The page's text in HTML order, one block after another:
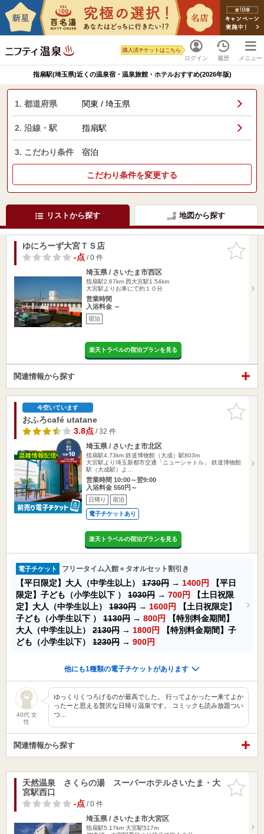
ログイン
購入済チケットはこちら
履歴 メニュー
指扇駅(埼玉県)近くの温泉宿・温泉旅館・ホテルおすすめ(2026年版)
1. 都道府県 関東 / 埼玉県
2. 沿線・駅 指扇駅
3. こだわり条件 宿泊
こだわり条件を変更する
リストから探す 地図から探す
お気に入
りに追加
ゆにろーず大宮ＴＳ店
-点/ 0 件
埼玉県 / さいたま市西区
指扇駅2.67km 西大宮駅1.54km
大宮駅よりお車にて約１０分
営業時間
入浴料金 ～
宿泊
楽天トラベルの宿泊プランを見る
関連情報から探す
お気に入
りに追加
今空いています
おふろcafé utatane
3.8点/ 32 件
埼玉県 / さいたま市北区
指扇駅4.73km 鉄道博物館（大成）駅803m
大宮駅より埼玉新都市交通「ニューシャトル」 鉄道博物館
駅（大成駅）よ…
営業時間 10:00～翌9:00
入浴料金 550円～
日帰り 宿泊
電子チケットあり
楽天トラベルの宿泊プランを見る
電子チケット フリータイム入館＋タオルセット割引き
【平日限定】大人（中学生以上） 1730円 → 1400円
【平日
限定】子ども（小学生以下 ） 1030円 → 700円
【土日祝限
定】大人（中学生以上） 1930円 → 1600円
【土日祝限定】
子ども（小学生以下 ） 1130円 → 800円
【特別料金期間】
大人（中学生以上） 2130円 → 1800円
【特別料金期間】子
ども（小学生以下） 1230円 → 900円
他にも1種類の電子チケットがあります
40代 女
性
ゆっくりくつろげるのが最高でした。 行ってよかったー来てよか
ったーと思える贅沢な日帰り温泉です。 コミックも読み放題つい
つ…
関連情報から探す
お気に入
りに追加
天然温泉 さくらの湯 スーパーホテルさいたま・大
宮駅西口
-点/ 0 件
埼玉県 / さいたま市大宮区
指扇駅5.17km 大宮駅517m